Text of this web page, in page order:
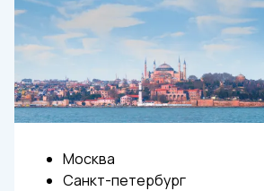
Москва
Санкт-петербург